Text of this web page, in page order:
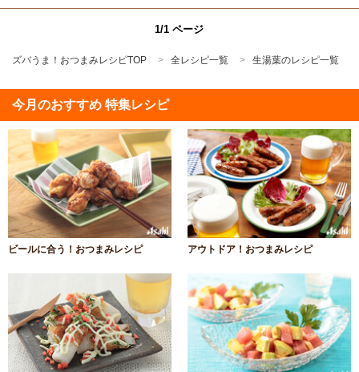
1/1 ページ
ズバうま！おつまみレシピTOP 全レシピ一覧 生湯葉のレシピ一覧
今月のおすすめ 特集レシピ
ビールに合う！おつまみレシピ アウトドア！おつまみレシピ